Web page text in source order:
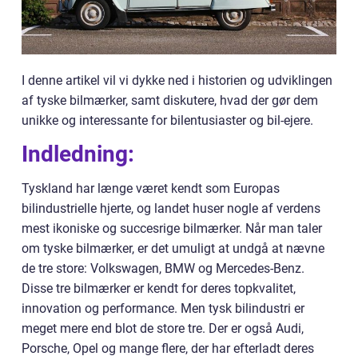
I denne artikel vil vi dykke ned i historien og udviklingen
af tyske bilmærker, samt diskutere, hvad der gør dem
unikke og interessante for bilentusiaster og bil-ejere.
Indledning:
Tyskland har længe været kendt som Europas
bilindustrielle hjerte, og landet huser nogle af verdens
mest ikoniske og succesrige bilmærker. Når man taler
om tyske bilmærker, er det umuligt at undgå at nævne
de tre store: Volkswagen, BMW og Mercedes-Benz.
Disse tre bilmærker er kendt for deres topkvalitet,
innovation og performance. Men tysk bilindustri er
meget mere end blot de store tre. Der er også Audi,
Porsche, Opel og mange flere, der har efterladt deres